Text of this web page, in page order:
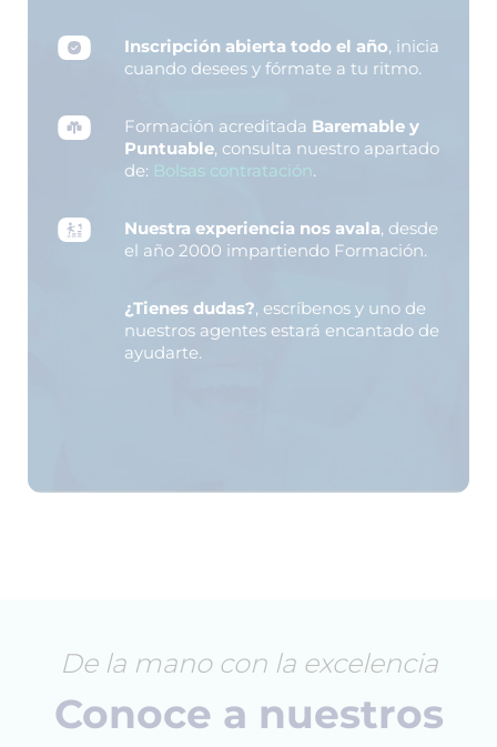
Inscripción abierta todo el año, inicia
cuando desees y fórmate a tu ritmo.
Formación acreditada Baremable y
Puntuable, consulta nuestro apartado
de: Bolsas contratación.
Nuestra experiencia nos avala, desde
el año 2000 impartiendo Formación.
¿Tienes dudas?, escríbenos y uno de
nuestros agentes estará encantado de
ayudarte.
De la mano con la excelencia
Conoce a nuestros